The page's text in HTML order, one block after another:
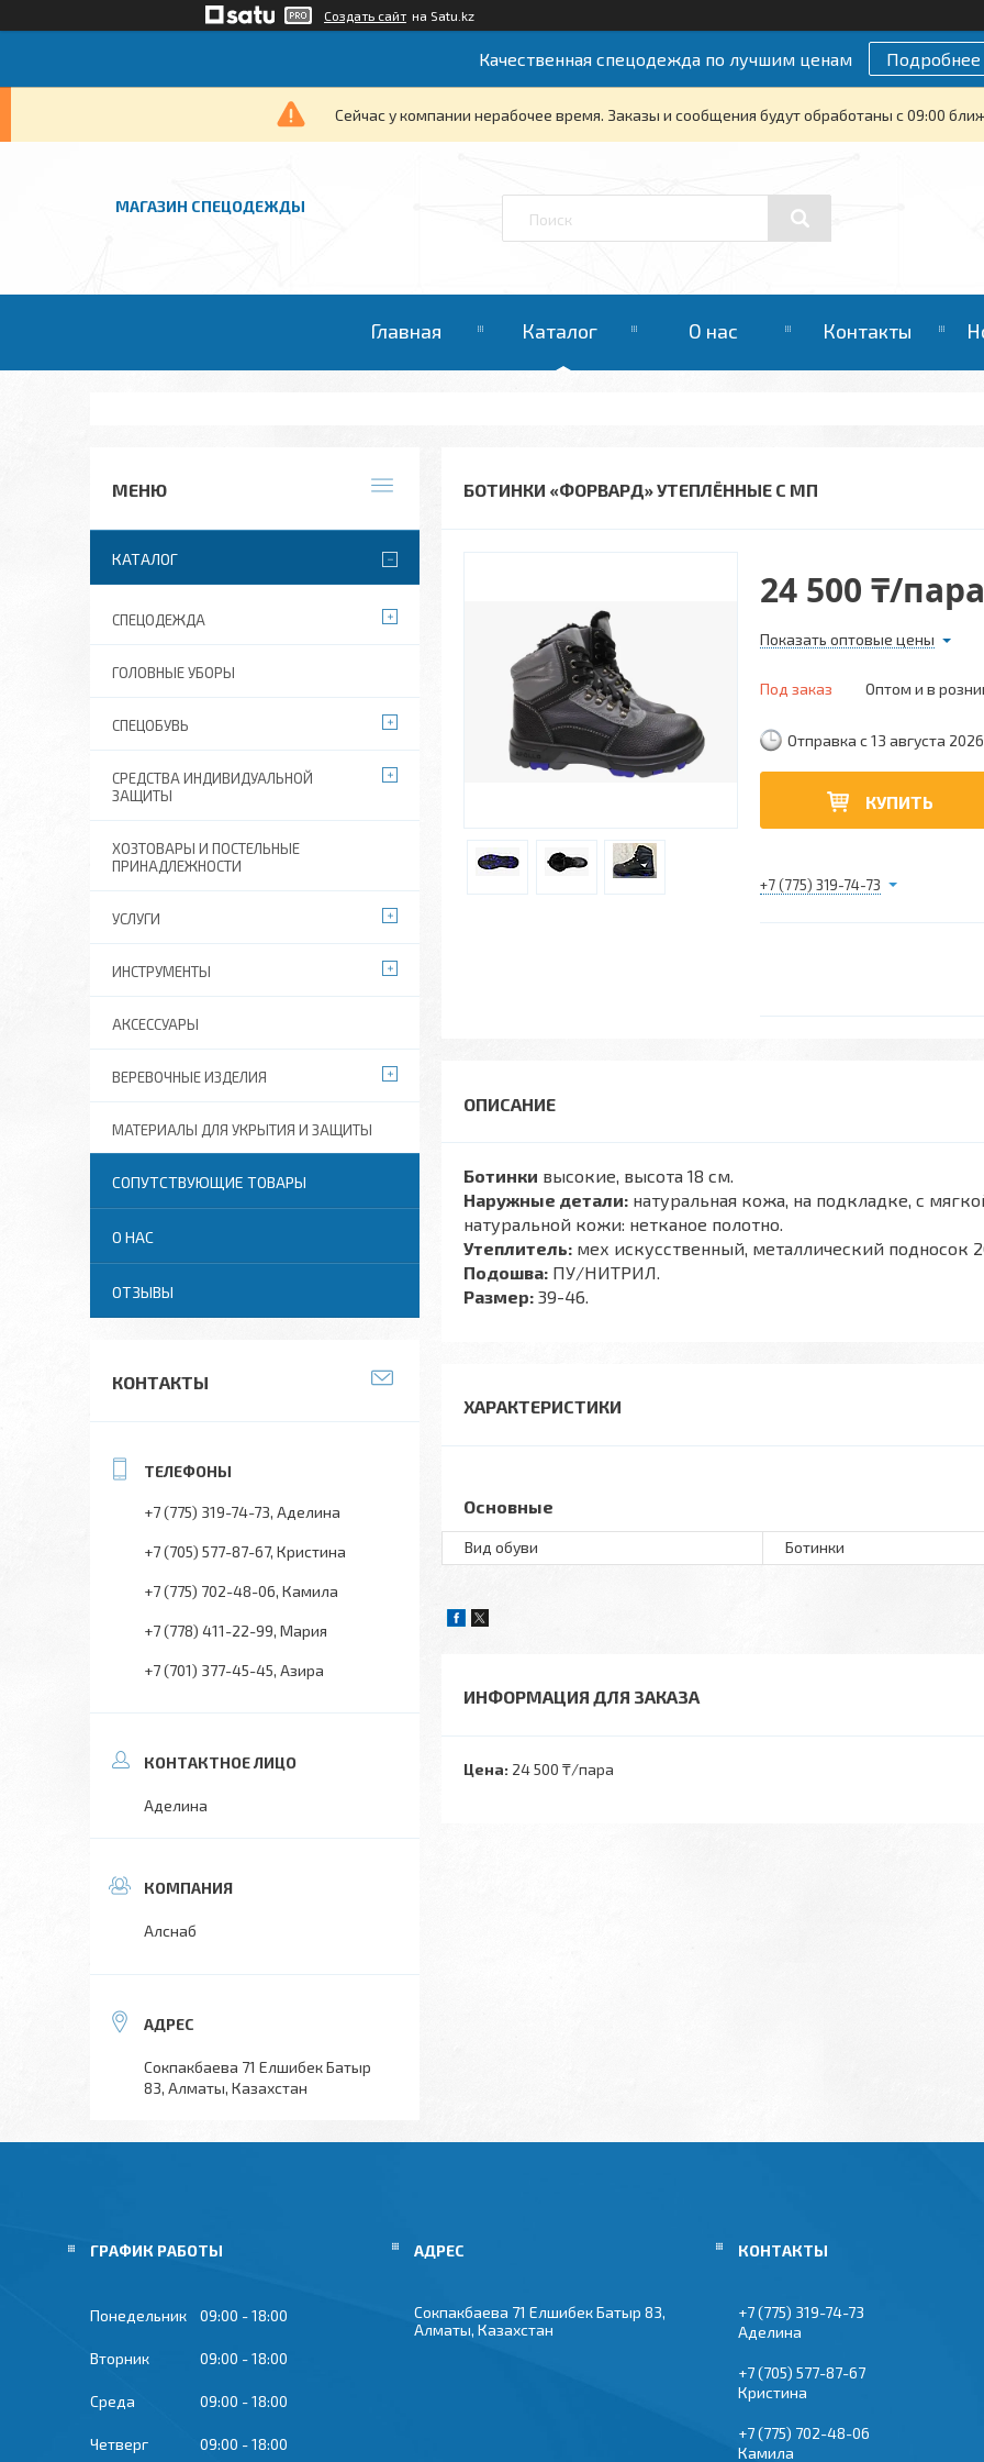
Создать сайт на Satu.kz
Качественная спецодежда по лучшим ценам Подробнее
Сейчас у компании нерабочее время. Заказы и сообщения будут обработаны с 09:00
МАГАЗИН СПЕЦОДЕЖДЫ
Главная Каталог О нас Контакты
БОТИНКИ «ФОРВАРД» УТЕПЛЁННЫЕ С МП
24 500 ₸/пара
Показать оптовые цены
Под заказ Оптом и в
Отправка с 13 августа 2026
КУПИТЬ
+7 (775) 319-74-73
Ботинки высокие, высота 18 см.
Наружные детали: натуральная кожа, на подкладке, с
натуральной кожи: нетканое полотно.
Утеплитель: мех искусственный, металлический подносок
Подошва: ПУ/НИТРИЛ.
Размер: 39-46.
ХАРАКТЕРИСТИКИ
Основные
Вид обуви Ботинки
ИНФОРМАЦИЯ ДЛЯ ЗАКАЗА
Цена: 24 500 ₸/пара
КАТАЛОГ
СПЕЦОДЕЖДА
ГОЛОВНЫЕ УБОРЫ
СПЕЦОБУВЬ
СРЕДСТВА ИНДИВИДУАЛЬНОЙ
ЗАЩИТЫ
ХОЗТОВАРЫ И ПОСТЕЛЬНЫЕ
ПРИНАДЛЕЖНОСТИ
УСЛУГИ
ИНСТРУМЕНТЫ
АКСЕССУАРЫ
ВЕРЕВОЧНЫЕ ИЗДЕЛИЯ
МАТЕРИАЛЫ ДЛЯ УКРЫТИЯ И ЗАЩИТЫ
СОПУТСТВУЮЩИЕ ТОВАРЫ
О НАС
ОТЗЫВЫ
КОНТАКТЫ
+7 (775) 319-74-73 Аделина
+7 (705) 577-87-67 Кристина
+7 (775) 702-48-06 Камила
+7 (778) 411-22-99 Мария
+7 (701) 377-45-45 Азира
Аделина
Алснаб
Сокпакбаева 71 Елшибек Батыр
83, Алматы, Казахстан
ГРАФИК РАБОТЫ
Понедельник 09:00 18:00
Вторник 09:00 18:00
Среда 09:00 18:00
Четверг 09:00 18:00
Сокпакбаева 71 Елшибек Батыр 83,
Алматы, Казахстан
+7 (775) 319-74-73
Аделина
+7 (705) 577-87-67
Кристина
+7 (775) 702-48-06
Камила